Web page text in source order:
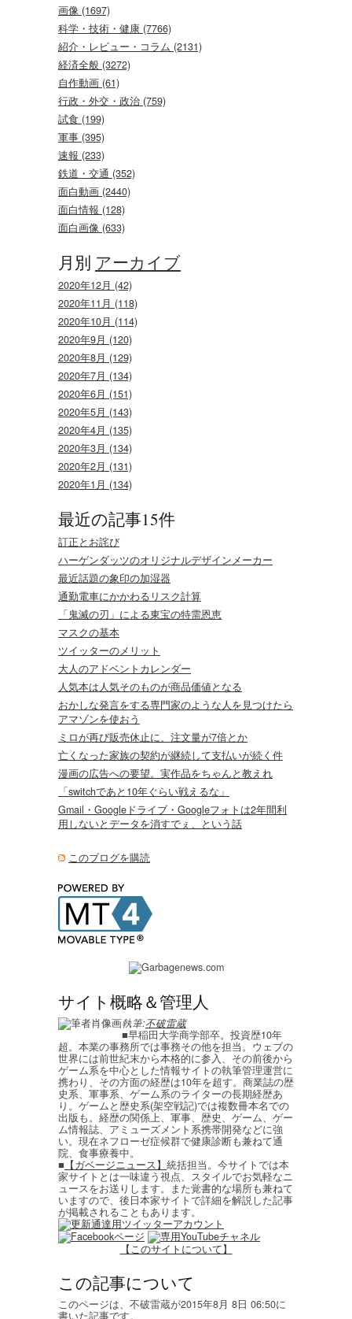
画像 (1697)
科学・技術・健康 (7766)
紹介・レビュー・コラム (2131)
経済全般 (3272)
自作動画 (61)
行政・外交・政治 (759)
試食 (199)
軍事 (395)
速報 (233)
鉄道・交通 (352)
面白動画 (2440)
面白情報 (128)
面白画像 (633)
月別 アーカイブ
2020年12月 (42)
2020年11月 (118)
2020年10月 (114)
2020年9月 (120)
2020年8月 (129)
2020年7月 (134)
2020年6月 (151)
2020年5月 (143)
2020年4月 (135)
2020年3月 (134)
2020年2月 (131)
2020年1月 (134)
最近の記事15件
訂正とお詫び
ハーゲンダッツのオリジナルデザインメーカー
最近話題の象印の加湿器
通勤電車にかかわるリスク計算
「鬼滅の刃」による東宝の特需恩恵
マスクの基本
ツイッターのメリット
大人のアドベントカレンダー
人気本は人気そのものが商品価値となる
おかしな発言をする専門家のような人を見つけたら
アマゾンを使おう
ミロが再び販売休止に、注文量が7倍とか
亡くなった家族の契約が継続して支払いが続く件
漫画の広告への要望。実作品をちゃんと教えれ
「switchであと10年ぐらい戦えるな」
Gmail・Googleドライブ・Googleフォトは2年間利
用しないとデータを消すでぇ、という話
このブログを購読
サイト概略＆管理人
執筆:不破雷蔵
■早稲田大学商学部卒。投資歴10年
超。本業の事務所では事務その他を担当。ウェブの
世界には前世紀末から本格的に参入、その前後から
ゲーム系を中心とした情報サイトの執筆管理運営に
携わり、その方面の経歴は10年を超す。商業誌の歴
史系、軍事系、ゲーム系のライターの長期経歴あ
り。ゲームと歴史系(架空戦記)では複数冊本名での
出版も。経歴の関係上、軍事、歴史、ゲーム、ゲー
ム情報誌、アミューズメント系携帯開発などに強
い。現在ネフローゼ症候群で健康診断も兼ねて通
院、食事療養中。
■ 【ガベージニュース】 統括担当。今サイトでは本
家サイトとは一味違う視点、スタイルでお気軽なニ
ュースをお送りします。また覚書的な場所も兼ねて
いますので、後日本家サイトで詳細を解説した記事
が掲載されることもあります。
【このサイトについて】
この記事について
このページは、不破雷蔵が2015年8月 8日 06:50に
書いた記事です。